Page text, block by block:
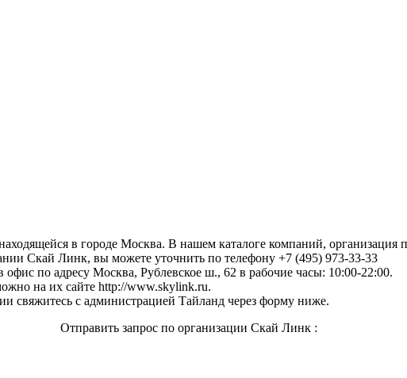
в городе Москва. В нашем каталоге компаний, организация
Скай Линк, вы можете уточнить по телефону +7 (495) 973-33-33
по адресу Москва, Рублевское ш., 62 в рабочие часы: 10:00-22:00.
на их сайте http://www.skylink.ru.
свяжитесь с администрацией Тайланд через форму ниже.
Отправить запрос по организации Скай Линк :